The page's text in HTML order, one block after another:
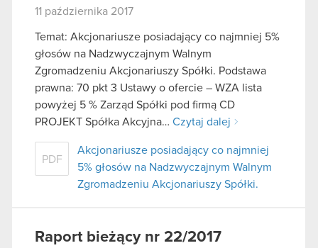
11 października 2017
Temat: Akcjonariusze posiadający co najmniej 5%
głosów na Nadzwyczajnym Walnym
Zgromadzeniu Akcjonariuszy Spółki. Podstawa
prawna: 70 pkt 3 Ustawy o ofercie – WZA lista
powyżej 5 % Zarząd Spółki pod firmą CD
PROJEKT Spółka Akcyjna… Czytaj dalej
PDF
Akcjonariusze posiadający co najmniej
5% głosów na Nadzwyczajnym Walnym
Zgromadzeniu Akcjonariuszy Spółki.
Raport bieżący nr 22/2017